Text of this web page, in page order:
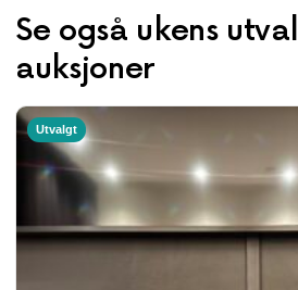
Se også ukens
auksjoner
Utvalgt